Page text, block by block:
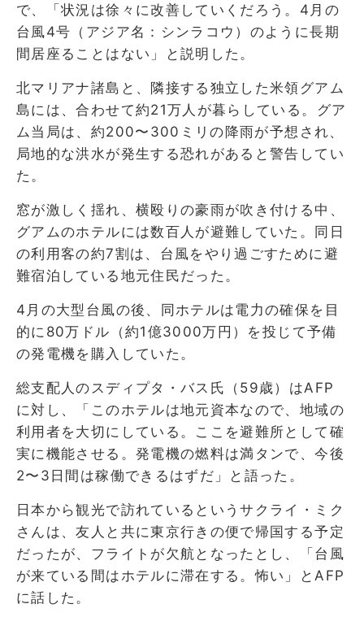
で、「状況は徐々に改善していくだろう。4月の
台風4号（アジア名：シンラコウ）のように長期
間居座ることはない」と説明した。
北マリアナ諸島と、隣接する独立した米領グアム
島には、合わせて約21万人が暮らしている。グア
ム当局は、約200〜300ミリの降雨が予想され、
局地的な洪水が発生する恐れがあると警告してい
た。
窓が激しく揺れ、横殴りの豪雨が吹き付ける中、
グアムのホテルには数百人が避難していた。同日
の利用客の約7割は、台風をやり過ごすために避
難宿泊している地元住民だった。
4月の大型台風の後、同ホテルは電力の確保を目
的に80万ドル（約1億3000万円）を投じて予備
の発電機を購入していた。
総支配人のスディプタ・バス氏（59歳）はAFP
に対し、「このホテルは地元資本なので、地域の
利用者を大切にしている。ここを避難所として確
実に機能させる。発電機の燃料は満タンで、今後
2〜3日間は稼働できるはずだ」と語った。
日本から観光で訪れているというサクライ・ミク
さんは、友人と共に東京行きの便で帰国する予定
だったが、フライトが欠航となったとし、「台風
が来ている間はホテルに滞在する。怖い」とAFP
に話した。